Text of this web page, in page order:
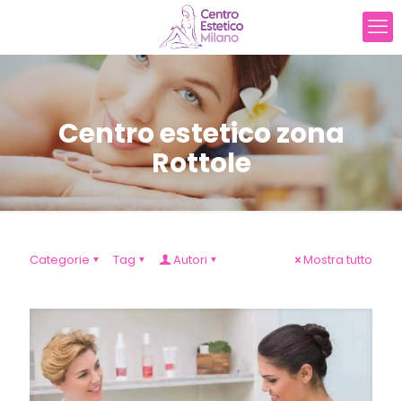
Centro estetico zona
Rottole
Categorie Tag Autori Mostra tutto